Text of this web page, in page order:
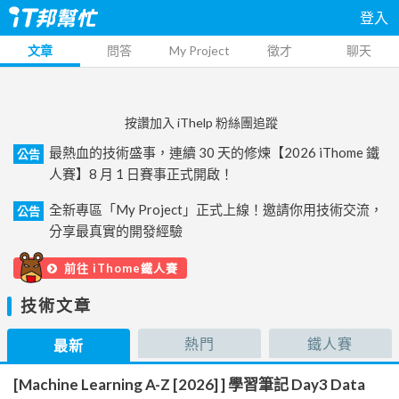
登入
文章 問答 My Project 徵才 聊天
按讚加入 iThelp 粉絲團追蹤
公告
最熱血的技術盛事，連續 30 天的修煉【2026 iThome 鐵
人賽】8 月 1 日賽事正式開啟！
公告
全新專區「My Project」正式上線！邀請你用技術交流，
分享最真實的開發經驗
前往 iThome鐵人賽
技術文章
最新 熱門 鐵人賽
[Machine Learning A-Z [2026] ] 學習筆記 Day3 Data